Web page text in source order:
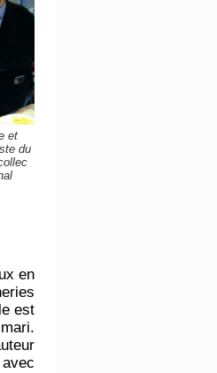
et
du
en
est